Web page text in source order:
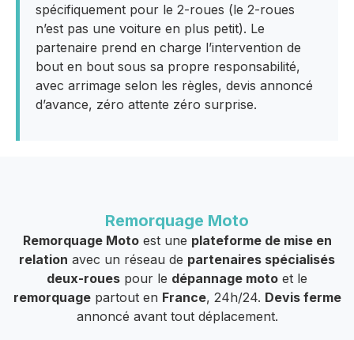
spécifiquement pour le 2-roues (le 2-roues
n’est pas une voiture en plus petit). Le
partenaire prend en charge l’intervention de
bout en bout sous sa propre responsabilité,
avec arrimage selon les règles, devis annoncé
d’avance, zéro attente zéro surprise.
Remorquage Moto
Remorquage Motoest une plateforme de mise en
relation avec un réseau de partenaires spécialisés
deux-roues pour le dépannage moto et le
remorquagepartout en France, 24h/24. Devis ferme
annoncé avant tout déplacement.